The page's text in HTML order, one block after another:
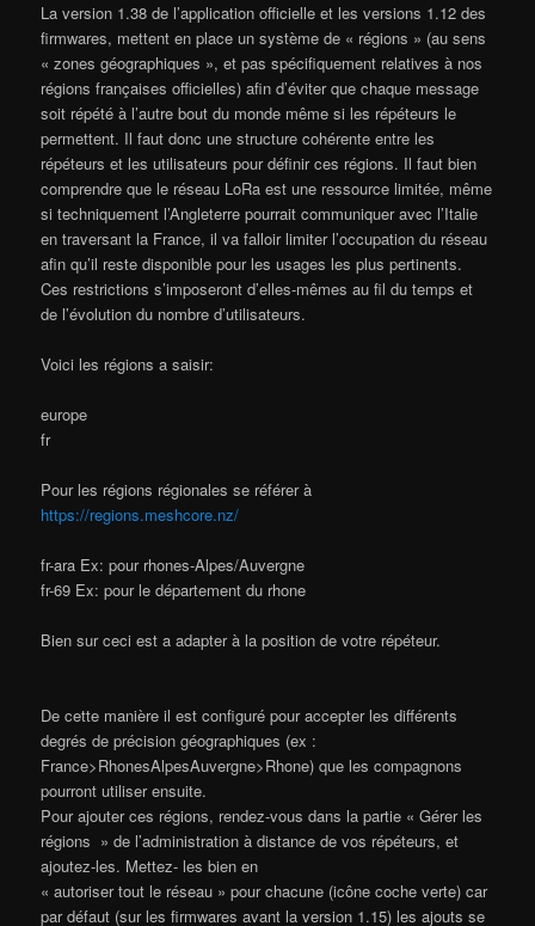
La version 1.38 de l’application officielle et les versions 1.12 des
firmwares, mettent en place un système de « régions » (au sens
« zones géographiques », et pas spécifiquement relatives à nos
régions françaises officielles) afin d’éviter que chaque message
soit répété à l’autre bout du monde même si les répéteurs le
permettent. Il faut donc une structure cohérente entre les
répéteurs et les utilisateurs pour définir ces régions. Il faut bien
comprendre que le réseau LoRa est une ressource limitée, même
si techniquement l’Angleterre pourrait communiquer avec l’Italie
en traversant la France, il va falloir limiter l’occupation du réseau
afin qu’il reste disponible pour les usages les plus pertinents.
Ces restrictions s’imposeront d’elles-mêmes au fil du temps et
de l’évolution du nombre d’utilisateurs.
Voici les régions a saisir:
europe
fr
Pour les régions régionales se référer à
https://regions.meshcore.nz/
fr-ara Ex: pour rhones-Alpes/Auvergne
fr-69 Ex: pour le département du rhone
Bien sur ceci est a adapter à la position de votre répéteur.
De cette manière il est configuré pour accepter les différents
degrés de précision géographiques (ex :
France>RhonesAlpesAuvergne>Rhone) que les compagnons
pourront utiliser ensuite.
Pour ajouter ces régions, rendez-vous dans la partie « Gérer les
régions » de l’administration à distance de vos répéteurs, et
ajoutez-les. Mettez- les bien en
« autoriser tout le réseau » pour chacune (icône coche verte) car
par défaut (sur les firmwares avant la version 1.15) les ajouts se